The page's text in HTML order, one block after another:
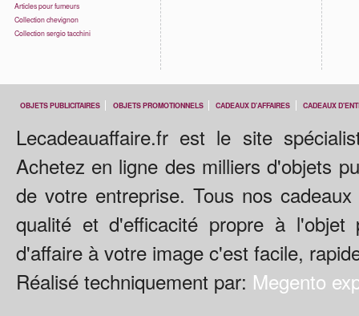
Articles pour fumeurs
Collection chevignon
Collection sergio tacchini
OBJETS PUBLICITAIRES OBJETS PROMOTIONNELS CADEAUX D'AFFAIRES CADEAUX
Lecadeauaffaire.fr est le site
Achetez en ligne des milliers d'objets
de votre entreprise. Tous nos
qualité et d'efficacité propre à l'objet
d'affaire à votre image c'est facile,
Réalisé techniquement par: Megento